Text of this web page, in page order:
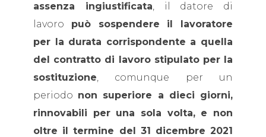
assenza ingiustificata, il datore di
lavoro può sospendere il lavoratore
per la durata corrispondente a quella
del contratto di lavoro stipulato per la
sostituzione, comunque per un
periodo non superiore a dieci giorni,
rinnovabili per una sola volta, e non
oltre il termine del 31 dicembre 2021